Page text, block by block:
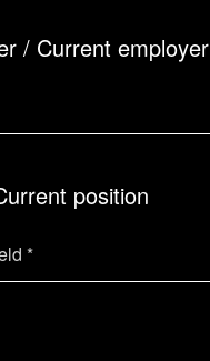
/ Current employer
position